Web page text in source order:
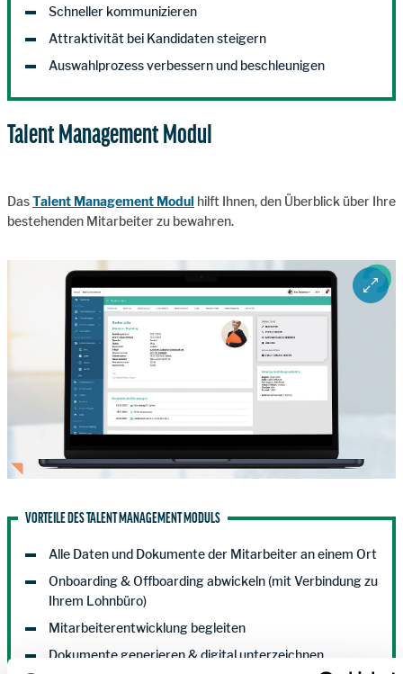
Schneller kommunizieren
Attraktivität bei Kandidaten steigern
Auswahlprozess verbessern und beschleunigen
Talent Management Modul
DasTalent Management Modul hilft Ihnen, den Überblick über Ihre
bestehenden Mitarbeiter zu bewahren.
ZOOM
VORTEILE DES TALENT MANAGEMENT MODULS
Alle Daten und Dokumente der Mitarbeiter an einem Ort
Onboarding & Offboarding abwickeln (mit Verbindung zu
Ihrem Lohnbüro)
Mitarbeiterentwicklung begleiten
Dokumente generieren & digital unterzeichnen